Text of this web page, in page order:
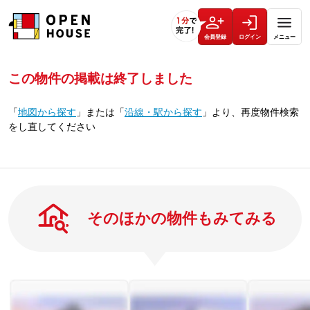
会員登録 ログイン メニュー
この物件の掲載は終了しました
「地図から探す 」 または 「沿線・駅から探す 」 より、再度物件検索
をし直してください
そのほかの物件もみてみる